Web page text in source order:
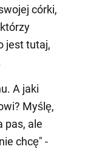
córki,
jest tutaj,
A jaki
Myślę,
pas, ale
chcę" -